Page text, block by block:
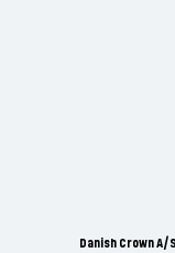
Danish Crown A/